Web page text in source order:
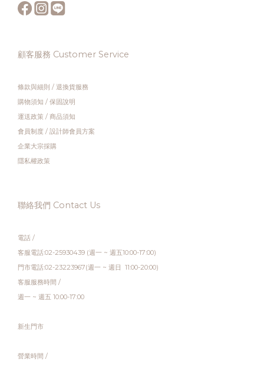
顧客服務 Customer Service
條款與細則 / 退換貨服務
購物須知 / 保固說明
運送政策 / 商品須知
會員制度 / 設計師會員方案
企業大宗採購
隱私權政策
聯絡我們 Contact Us
電話 /
客服電話:02-25930439 (週一 ~ 週五10:00-17:00)
門市電話:02-23223967(週一 ~ 週日 11:00-20:00)
客服服務時間 /
週一 ~ 週五 10:00-17:00
新生門市
營業時間 /